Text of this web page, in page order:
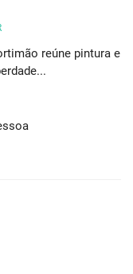
reúne pintura e